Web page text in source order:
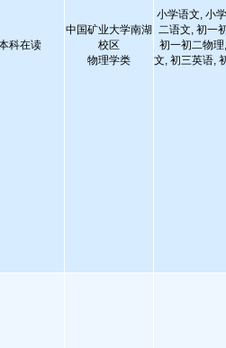
科在读
中国矿业大学南湖
校区
物理学类
小学语文, 小
二语文, 初一
初一初二物
文, 初三英语,